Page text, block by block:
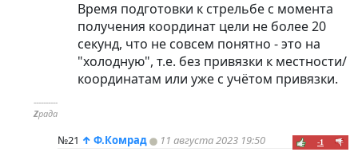
Время подготовки к стрельбе с момента
получения координат цели не более 20
секунд, что не совсем понятно - это на
"холодную", т.е. без привязки к местности/
координатам или уже с учётом привязки.
----------
Zрада
№21 ↑ Ф.Комрад 11 августа 2023 19:50 -1